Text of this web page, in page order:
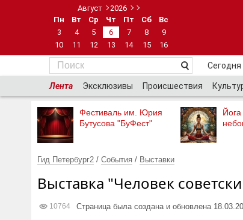
Август
2026
Пн
Вт Ср Чт Пт Сб
Вс
3
4 5 6 7 8
9
10
11 12 13 14 15 16
Сегодня
Лента Эксклюзивы Происшествия
Фестиваль им. Юрия
Бутусова "БуФест"
Гид Петербург2 / События / Выставки
Выставка "Человек
10764 Страница была создана и обновлена